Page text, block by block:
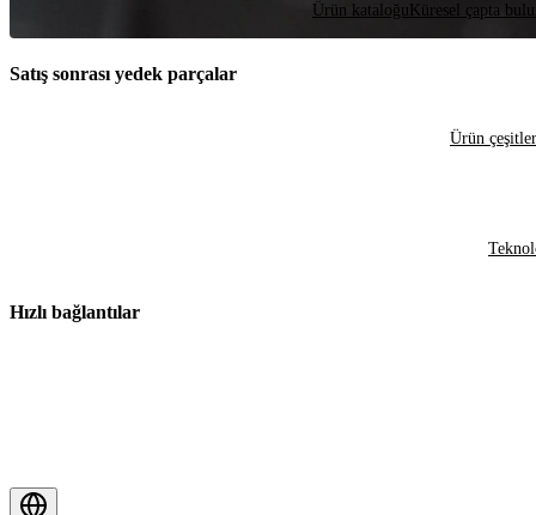
Ürün kataloğu Küresel çapta
Satış sonrası yedek parçalar
Ürün
Hızlı bağlantılar